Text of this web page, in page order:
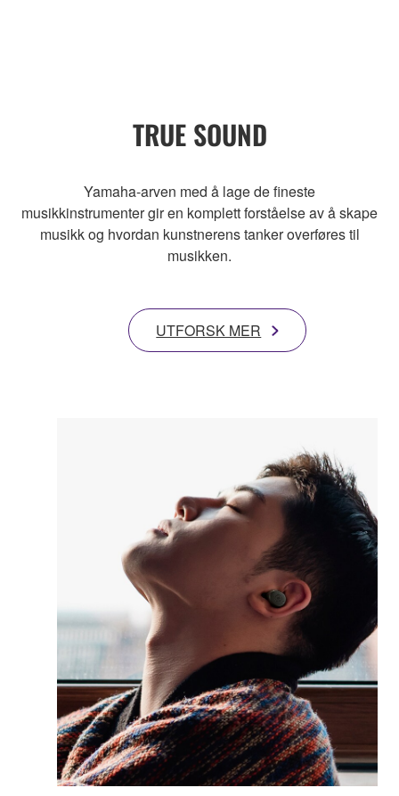
TRUE SOUND
Yamaha-arven med å lage de fineste
musikkinstrumenter gir en komplett forståelse av å skape
musikk og hvordan kunstnerens tanker overføres til
musikken.
UTFORSK MER